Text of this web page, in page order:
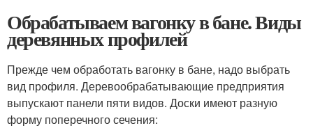
Обрабатываем вагонку в бане. Виды
деревянных профилей
Прежде чем обработать вагонку в бане, надо выбрать
вид профиля. Деревообрабатывающие предприятия
выпускают панели пяти видов. Доски имеют разную
форму поперечного сечения: